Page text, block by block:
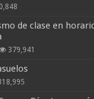
de clase en
379,941